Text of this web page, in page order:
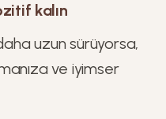
kalın
uzun sürüyorsa,
ve iyimser